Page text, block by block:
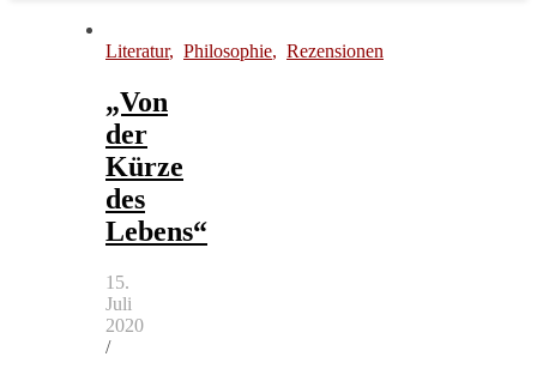
Literatur, Philosophie, Rezensionen
„Von
der
Kürze
des
Lebens“
15.
Juli
2020
/